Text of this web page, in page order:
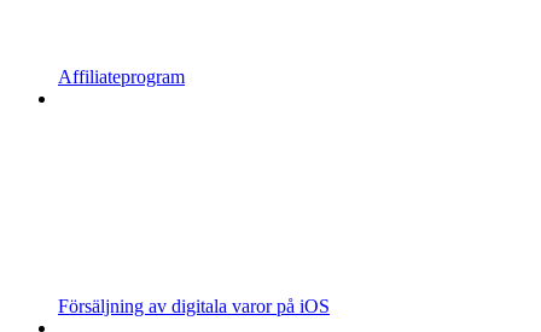
Affiliateprogram
Försäljning av digitala varor på iOS